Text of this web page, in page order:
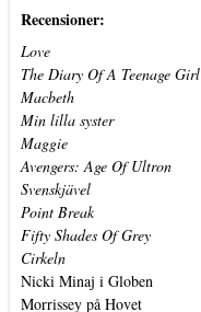
Recensioner:
Love
The Diary Of A Teenage Girl
Macbeth
Min lilla syster
Maggie
Avengers: Age Of Ultron
Svenskjävel
Point Break
Fifty Shades Of Grey
Cirkeln
Nicki Minaj i Globen
Morrissey på Hovet